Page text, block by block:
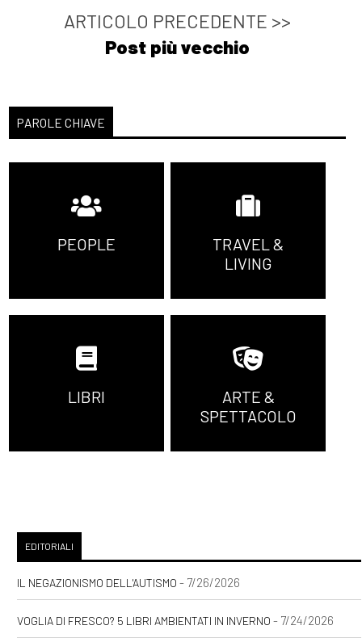
ARTICOLO PRECEDENTE >>
Post più vecchio
PAROLE CHIAVE
PEOPLE
TRAVEL &
LIVING
LIBRI
ARTE &
SPETTACOLO
EDITORIALI
IL NEGAZIONISMO DELL'AUTISMO - 7/26/2026
VOGLIA DI FRESCO? 5 LIBRI AMBIENTATI IN INVERNO - 7/24/2026